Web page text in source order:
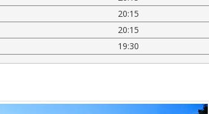
20:15
20:15
19:30